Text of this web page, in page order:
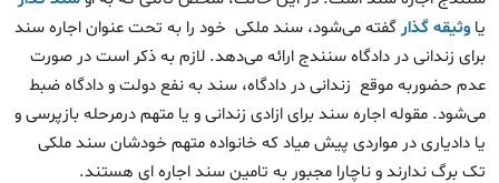
یا وثیقه گذارگفته می‌شود، سند ملکی خود را به تحت عنوان اجاره سند
برای زندانی در دادگاه سنندج ارائه می‌دهد. لازم به ذکر است در صورت
عدم حضوربه موقع زندانی در دادگاه، سند به نفع دولت و دادگاه ضبط
می‌شود. مقوله اجاره سند برای ازادی زندانی و یا متهم درمرحله بازپرسی و
یا دادیاری در مواردی پیش میاد که خانواده متهم خودشان سند ملکی
تک برگ ندارند و ناچارا مجبور به تامین سند اجاره ای هستند.